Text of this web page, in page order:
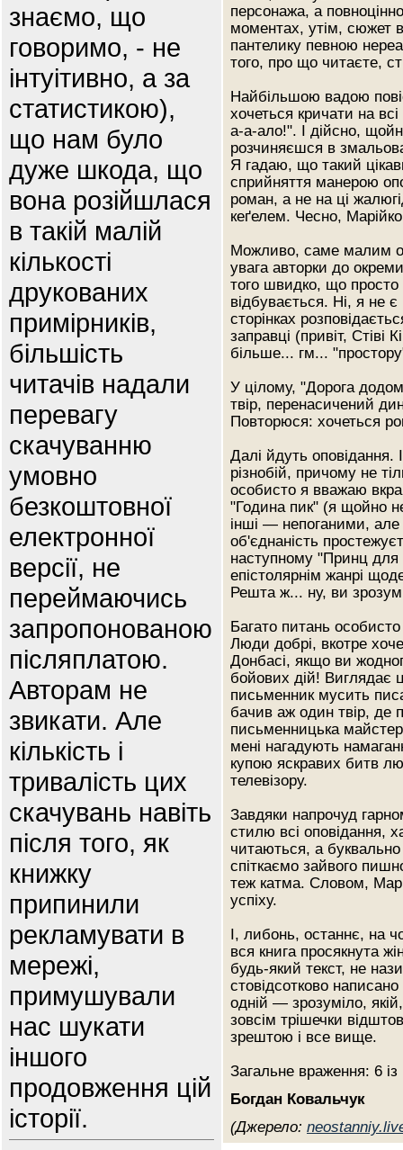
знаємо, що
говоримо, - не
інтуітивно, а за
статистикою),
що нам було
дуже шкода, що
вона розійшлася
в такій малій
кількості
друкованих
примірників,
більшість
читачів надали
перевагу
скачуванню
умовно
безкоштовної
електронної
версії, не
переймаючись
запропонованою
післяплатою.
Авторам не
звикати. Але
кількість і
тривалість цих
скачувань навіть
після того, як
книжку
припинили
рекламувати в
мережі,
примушували
нас шукати
іншого
продовження цій
історії.
персонажа, а
моментах, утім, сюжет
пантелику певною
того, про що читаєте,
Найбільшою вадою
хочеться кричати на
а-а-ало!". І дійсно,
розчиняєшся в
Я гадаю, що такий
сприйняття манерою
роман, а не на ці
кеґелем. Чесно,
Можливо, саме малим
увага авторки до
того швидко, що
відбувається. Ні, я не
сторінках
заправці (привіт,
більше... гм...
У цілому, "Дорога
твір, перенасичений
Повторюся: хочеться
Далі йдуть оповідання.
різнобій, причому не
особисто я вважаю
"Година пик" (я щойно
інші — непоганими,
об'єднаність
наступному "Принц
епістолярнім жанрі
Решта ж... ну, ви
Багато питань
Люди добрі, вкотре
Донбасі, якщо ви
бойових дій! Виглядає
письменник мусить
бачив аж один твір, де
письменницька
мені нагадують
купою яскравих битв
телевізору.
Завдяки напрочуд
стилю всі оповідання,
читаються, а
спіткаємо зайвого
теж катма. Словом,
успіху.
І, либонь, останнє, на
вся книга просякнута
будь-який текст, не
стовідсотково
одній — зрозуміло,
зовсім трішечки
зрештою і все вище.
Загальне враження: 6 із
Богдан Ковальчук
(Джерело: